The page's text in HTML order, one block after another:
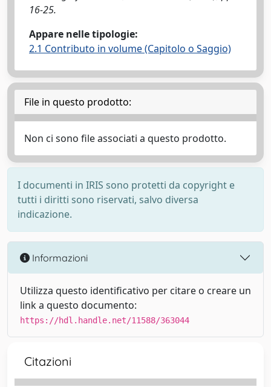
16-25.
Appare nelle tipologie:
2.1 Contributo in volume (Capitolo o Saggio)
File in questo prodotto:
Non ci sono file associati a questo prodotto.
I documenti in IRIS sono protetti da copyright e
tutti i diritti sono riservati, salvo diversa
indicazione.
Informazioni
Utilizza questo identificativo per citare o creare un
link a questo documento:
https://hdl.handle.net/11588/363044
Citazioni